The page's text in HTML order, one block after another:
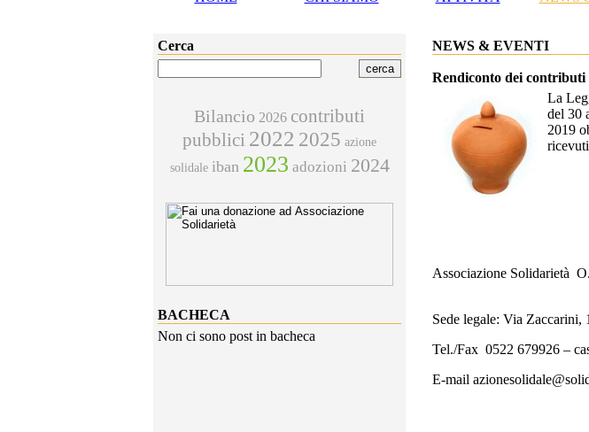
Cerca
Bilancio 2026 contributi
pubblici 2022 2025 azione
solidale iban 2023 adozioni 2024
BACHECA
Non ci sono post in bacheca
NEWS & EVENTI
Rendiconto dei
La
del 30
2019
Associazione Solidarietà
Sede legale: Via
Tel./Fax 0522 679926 –
E-mail